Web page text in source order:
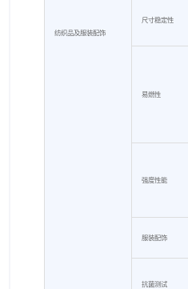
纺织品及服装配饰
尺寸稳定性
易燃性
强度性能
服装配饰
抗菌测试